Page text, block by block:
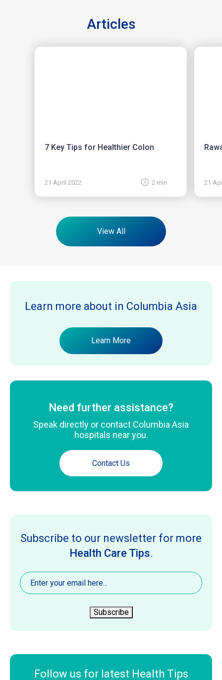
Articles
7 Key Tips for Healthier Colon
21 April 2022 2 min 21
View All
Learn more about in Columbia Asia
Learn More
Need further assistance?
Speak directly or contact Columbia Asia
hospitals near you.
Contact Us
Subscribe to our newsletter for more
Health Care Tips.
Email(Required)
Subscribe
Follow us for latest Health Tips